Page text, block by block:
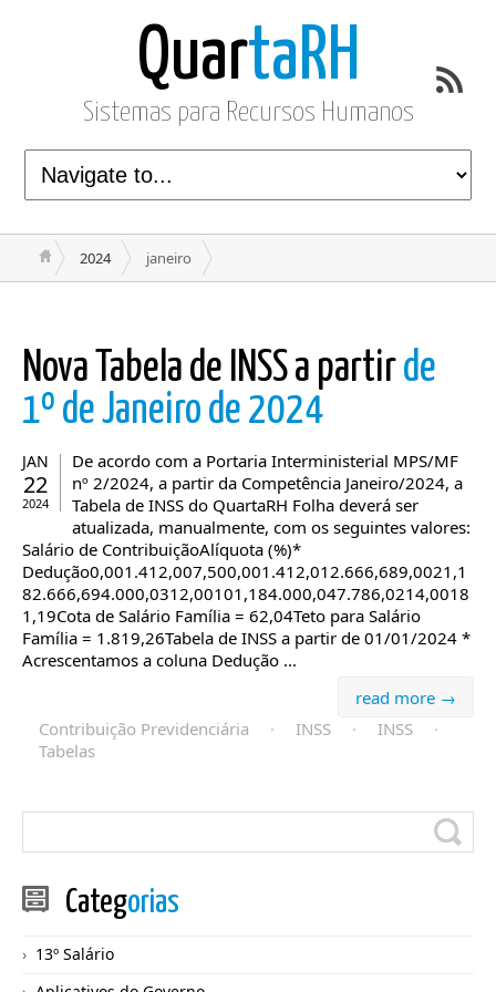
QuartaRH
Sistemas para Recursos Humanos
2024 janeiro
Nova Tabela de INSS a partirde
1º de Janeiro de 2024
JAN
22
2024
De acordo com a Portaria Interministerial MPS/MF
nº 2/2024, a partir da Competência Janeiro/2024, a
Tabela de INSS do QuartaRH Folha deverá ser
atualizada, manualmente, com os seguintes valores:
Salário de ContribuiçãoAlíquota (%)*
Dedução0,001.412,007,500,001.412,012.666,689,0021,1
82.666,694.000,0312,00101,184.000,047.786,0214,0018
1,19Cota de Salário Família = 62,04Teto para Salário
Família = 1.819,26Tabela de INSS a partir de 01/01/2024 *
Acrescentamos a coluna Dedução ...
read more →
Contribuição Previdenciária
· INSS · INSS
·
Tabelas
Categorias
13º Salário